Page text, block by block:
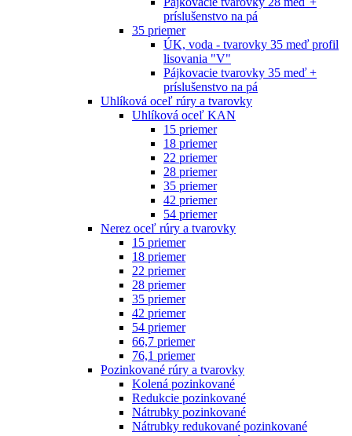
príslušenstvo na pá
35 priemer
ÚK, voda - tvarovky 35 meď profil
lisovania "V"
Pájkovacie tvarovky 35 meď +
príslušenstvo na pá
Uhlíková oceľ rúry a tvarovky
Uhlíková oceľ KAN
15 priemer
18 priemer
22 priemer
28 priemer
35 priemer
42 priemer
54 priemer
Nerez oceľ rúry a tvarovky
15 priemer
18 priemer
22 priemer
28 priemer
35 priemer
42 priemer
54 priemer
66,7 priemer
76,1 priemer
Pozinkované rúry a tvarovky
Kolená pozinkované
Redukcie pozinkované
Nátrubky pozinkované
Nátrubky redukované pozinkované